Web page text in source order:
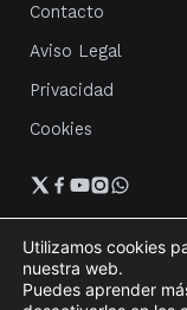
Contacto
Aviso Legal
Privacidad
Cookies
Política de
Utilizamos cookies
nuestra web.
Puedes aprender